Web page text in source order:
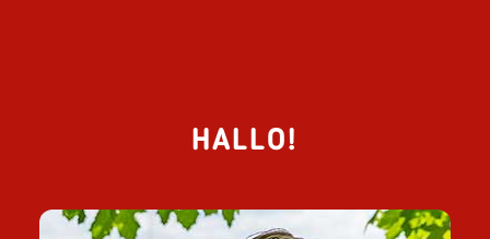
HALLO!